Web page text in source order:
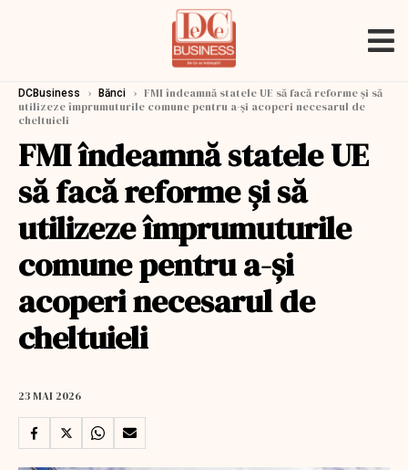
DCBusiness › Bănci › FMI îndeamnă statele UE să facă reforme şi să
utilizeze împrumuturile comune pentru a-şi acoperi necesarul de
cheltuieli
FMI îndeamnă statele UE
să facă reforme şi să
utilizeze împrumuturile
comune pentru a-şi
acoperi necesarul de
cheltuieli
23 MAI 2026